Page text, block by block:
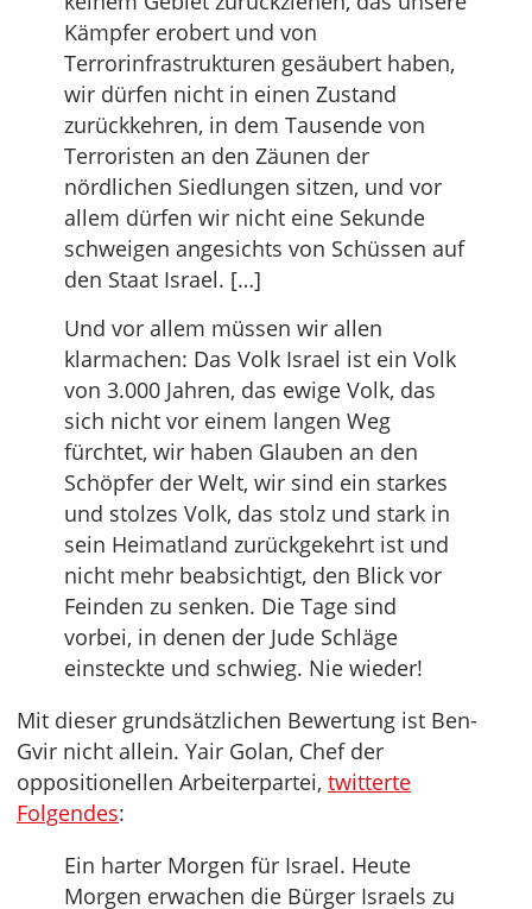
Kämpfer erobert und von
Terrorinfrastrukturen gesäubert haben,
wir dürfen nicht in einen Zustand
zurückkehren, in dem Tausende von
Terroristen an den Zäunen der
nördlichen Siedlungen sitzen, und vor
allem dürfen wir nicht eine Sekunde
schweigen angesichts von Schüssen auf
den Staat Israel. […]
Und vor allem müssen wir allen
klarmachen: Das Volk Israel ist ein Volk
von 3.000 Jahren, das ewige Volk, das
sich nicht vor einem langen Weg
fürchtet, wir haben Glauben an den
Schöpfer der Welt, wir sind ein starkes
und stolzes Volk, das stolz und stark in
sein Heimatland zurückgekehrt ist und
nicht mehr beabsichtigt, den Blick vor
Feinden zu senken. Die Tage sind
vorbei, in denen der Jude Schläge
einsteckte und schwieg. Nie wieder!
Mit dieser grundsätzlichen Bewertung ist Ben-
Gvir nicht allein. Yair Golan, Chef der
oppositionellen Arbeiterpartei, twitterte
Folgendes:
Ein harter Morgen für Israel. Heute
Morgen erwachen die Bürger Israels zu